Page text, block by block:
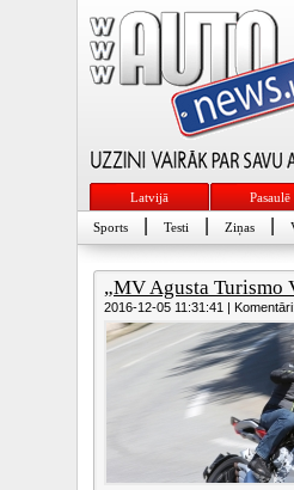
Latvijā Pasaulē
Sports Testi Ziņas
„MV Agusta Turismo
2016-12-05 11:31:41 |